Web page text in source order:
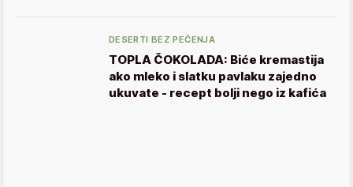
DESERTI BEZ PEČENJA
TOPLA ČOKOLADA: Biće kremastija
ako mleko i slatku pavlaku zajedno
ukuvate - recept bolji nego iz kafića